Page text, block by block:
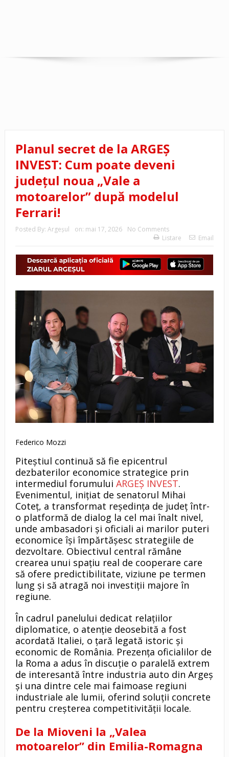
Planul secret de la ARGEȘ
INVEST: Cum poate deveni
județul noua „Vale a
motoarelor” după modelul
Ferrari!
Posted By: Argeşul on: mai 17, 2026
No Comments
Listare
Email
Federico Mozzi
Piteștiul continuă să fie epicentrul
dezbaterilor economice strategice prin
intermediul forumului ARGEȘ INVEST.
Evenimentul, inițiat de senatorul Mihai
Coteț, a transformat reședința de județ într-
o platformă de dialog la cel mai înalt nivel,
unde ambasadori și oficiali ai marilor puteri
economice își împărtășesc strategiile de
dezvoltare. Obiectivul central rămâne
crearea unui spațiu real de cooperare care
să ofere predictibilitate, viziune pe termen
lung și să atragă noi investiții majore în
regiune.
În cadrul panelului dedicat relațiilor
diplomatice, o atenție deosebită a fost
acordată Italiei, o țară legată istoric și
economic de România. Prezența oficialilor de
la Roma a adus în discuție o paralelă extrem
de interesantă între industria auto din Argeș
și una dintre cele mai faimoase regiuni
industriale ale lumii, oferind soluții concrete
pentru creșterea competitivității locale.
De la Mioveni la „Valea
motoarelor” din Emilia-Romagna